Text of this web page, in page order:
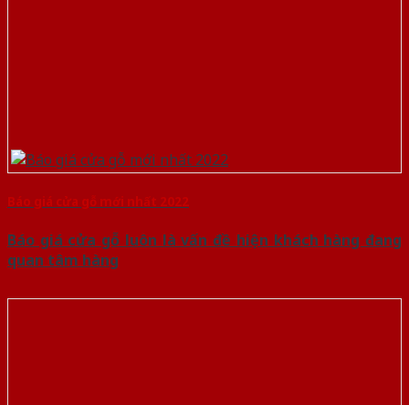
Báo giá cửa gỗ mới nhất 2022
Báo giá cửa gỗ luôn là vấn đề hiện khách hàng đang
quan tâm hàng